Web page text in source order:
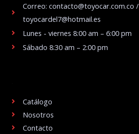
Correo: contacto@toyocar.com.co /
toyocardel7@hotmail.es
Lunes - viernes 8:00 am – 6:00 pm
Sábado 8:30 am – 2:00 pm
Catálogo
Nosotros
Contacto